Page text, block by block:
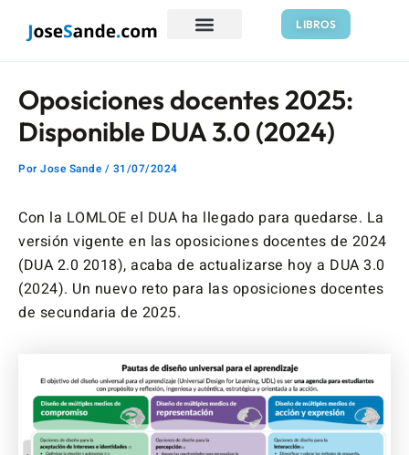
LIBROS
Oposiciones docentes 2025:
Disponible DUA 3.0 (2024)
Por Jose Sande / 31/07/2024
Con la LOMLOE el DUA ha llegado para quedarse. La
versión vigente en las oposiciones docentes de 2024
(DUA 2.0 2018), acaba de actualizarse hoy a DUA 3.0
(2024). Un nuevo reto para las oposiciones docentes
de secundaria de 2025.
de